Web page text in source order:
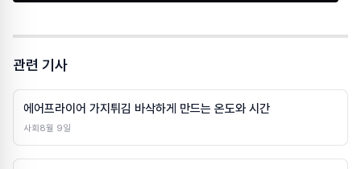
관련 기사
에어프라이어 가지튀김 바삭하게 만드는 온도와 시간
사회8월 9일